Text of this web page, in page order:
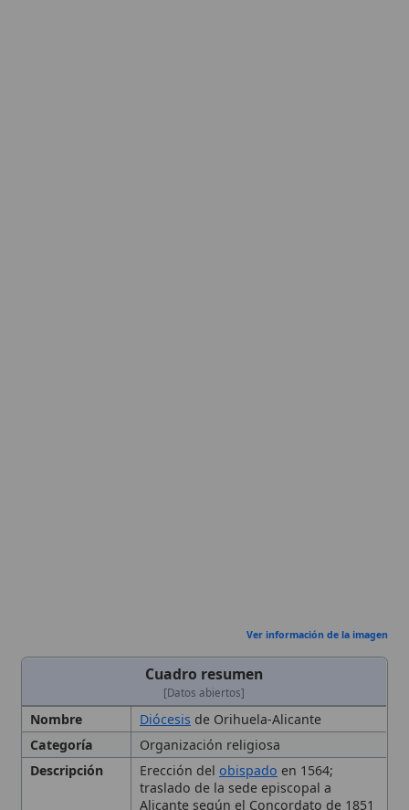
Fundación
1564
Lugar Catedral de laTransfiguración(El
Salvador) en Orihuela
Santuariodel SantoRostro en
Alicante
Seminario de San Miguel
Palacio episcopal de Orihuela